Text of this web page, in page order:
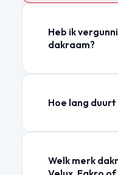
Heb ik
dakraam?
Hoe lang
Welk merk